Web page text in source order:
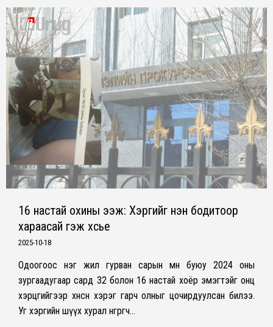
16 настай охины ээж: Хэргийг үнэн бодитоор
хараасай гэж хүсье
2025-10-18
Одоогоос нэг жил гурван сарын өмнө буюу 2024 оны
зургаадугаар сард 32 болон 16 настай хоёр эмэгтэйг онц
хэрцгийгээр хөнөөсөн хэрэг гарч олныг цочирдуулсан билээ.
Уг хэргийн шүүх хурал өнгөрөгч…